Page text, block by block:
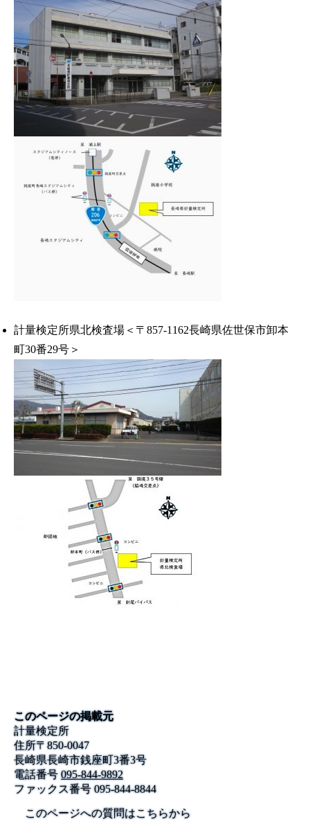
計量検定所県北検査場＜〒857-1162長崎県佐世保市卸本
町30番29号＞
このページの掲載元
計量検定所
住所〒850-0047
長崎県長崎市銭座町3番3号
電話番号 095-844-9892
ファックス番号095-844-8844
このページへの質問はこちらから